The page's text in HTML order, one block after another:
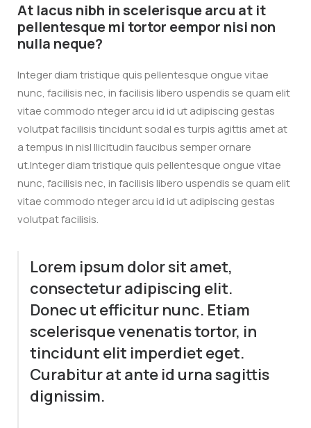
At lacus nibh in scelerisque arcu at it
pellentesque mi tortor eempor nisi non
nulla neque?
Integer diam tristique quis pellentesque ongue vitae
nunc, facilisis nec, in facilisis libero uspendis se quam elit
vitae commodo nteger arcu id id ut adipiscing gestas
volutpat facilisis tincidunt sodal es turpis agittis amet at
a tempus in nisl llicitudin faucibus semper ornare
ut.Integer diam tristique quis pellentesque ongue vitae
nunc, facilisis nec, in facilisis libero uspendis se quam elit
vitae commodo nteger arcu id id ut adipiscing gestas
volutpat facilisis.
Lorem ipsum dolor sit amet,
consectetur adipiscing elit.
Donec ut efficitur nunc. Etiam
scelerisque venenatis tortor, in
tincidunt elit imperdiet eget.
Curabitur at ante id urna sagittis
dignissim.